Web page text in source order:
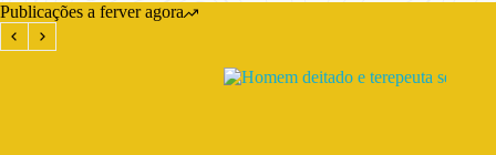
Publicações a ferver agora